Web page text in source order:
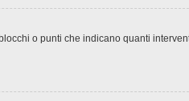
o punti che indicano quanti